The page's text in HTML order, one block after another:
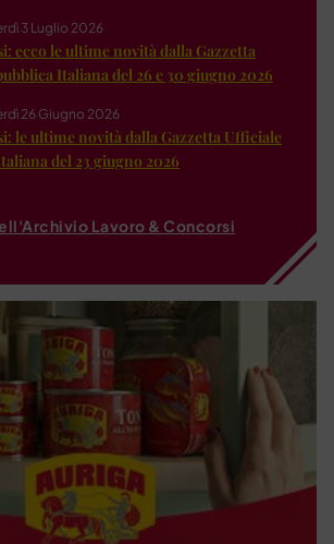
3 Luglio 2026
ecco le ultime novità dalla Gazzetta
Italiana del 26 e 30 giugno 2026
26 Giugno 2026
le ultime novità dalla Gazzetta Ufficiale
del 23 giugno 2026
Lavoro & Concorsi